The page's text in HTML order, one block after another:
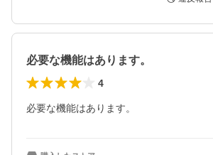
必要な機能はあります。
4
必要な機能はあります。